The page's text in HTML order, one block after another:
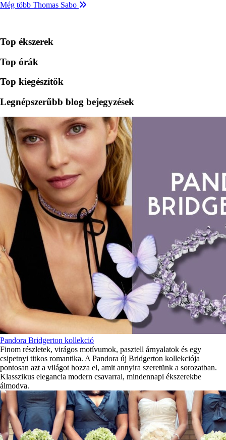
Még több Thomas Sabo
Top ékszerek
Top órák
Top kiegészítők
Legnépszerűbb blog bejegyzések
Pandora Bridgerton kollekció
Finom részletek, virágos motívumok, pasztell árnyalatok és egy
csipetnyi titkos romantika. A Pandora új Bridgerton kollekciója
pontosan azt a világot hozza el, amit annyira szeretünk a sorozatban.
Klasszikus elegancia modern csavarral, mindennapi ékszerekbe
álmodva.